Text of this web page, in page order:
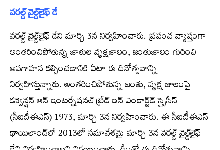
వరల్డ్‌ వైల్డ్‌లైఫ్‌ డే
వరల్డ్‌ వైల్డ్‌లైఫ్‌ డేని మార్చి 3న నిర్వహించారు. ప్రపంచ వ్యాప్తంగా
అంతరించిపోతున్న జాతుల వృక్షజాలం, జంతుజాలం గురించి
అవగాహన కల్పించడానికి ఏటా ఈ దినోత్సవాన్ని
నిర్వహిస్తున్నారు. అంతరించిపోతున్న జంతు, వృక్ష జాలంపై
కన్వెన్షన్‌ ఆన్‌ ఇంటర్నేషనల్‌ ట్రేడ్‌ ఇన్‌ ఎండార్జ్‌డ్‌ స్పైసీస్‌
(సీఐటీఈఎస్‌) 1973, మార్చి 3న నిర్వహించారు. ఈ సీఐటీఈఎస్‌
థాయిలాండ్‌లో 2013లో సమావేశమై మార్చి 3న వరల్డ్‌ వైల్డ్‌లైఫ్‌